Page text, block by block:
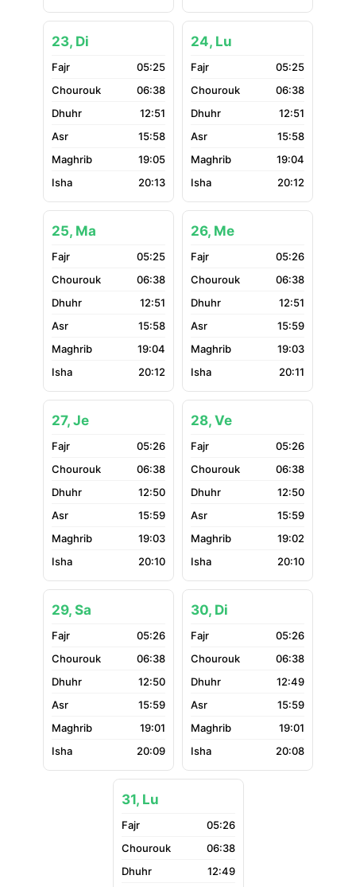
23, Di
05:25
06:38
12:51
15:58
19:05
20:13
24, Lu
05:25
06:38
12:51
15:58
19:04
20:12
25, Ma
05:25
06:38
12:51
15:58
19:04
20:12
26, Me
05:26
06:38
12:51
15:59
19:03
20:11
27, Je
05:26
06:38
12:50
15:59
19:03
20:10
28, Ve
05:26
06:38
12:50
15:59
19:02
20:10
29, Sa
05:26
06:38
12:50
15:59
19:01
20:09
30, Di
05:26
06:38
12:49
15:59
19:01
20:08
31, Lu
05:26
06:38
12:49